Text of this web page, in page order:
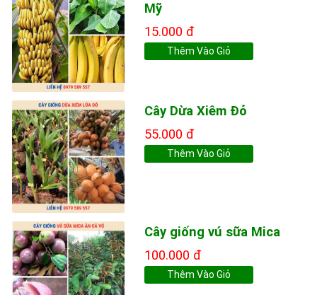
Mỹ
15.000 đ
Thêm Vào Giỏ
Cây Dừa Xiêm Đỏ
55.000 đ
Thêm Vào Giỏ
Cây giống vú sữa Mica
100.000 đ
Thêm Vào Giỏ